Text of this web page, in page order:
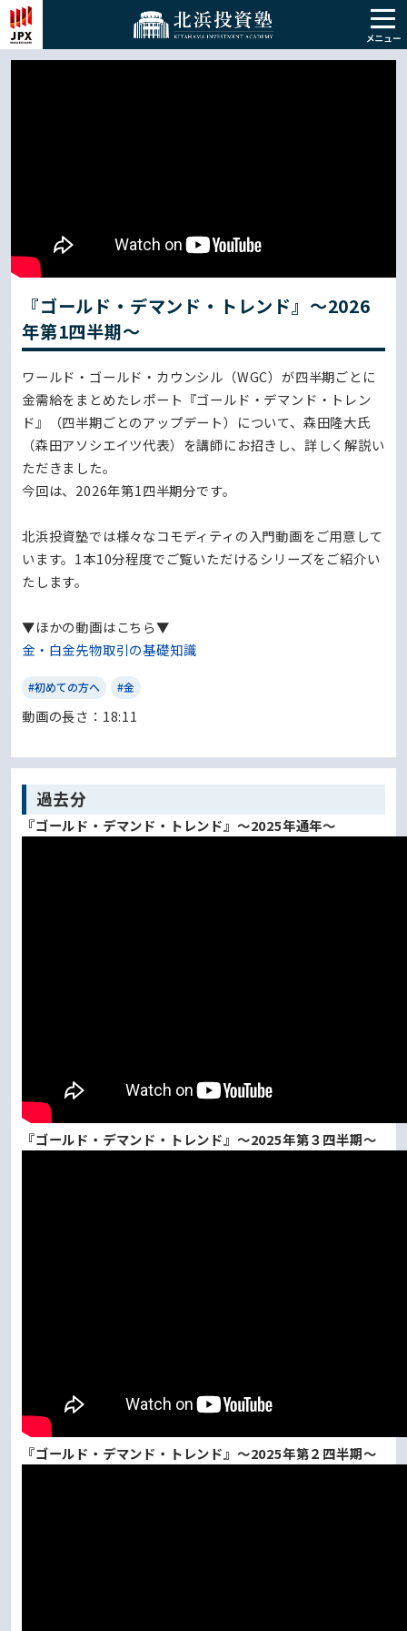
『ゴールド・デマンド・トレンド』～2026
年第1四半期～
ワールド・ゴールド・カウンシル（WGC）が四半期ごとに
金需給をまとめたレポート『ゴールド・デマンド・トレン
ド』（四半期ごとのアップデート）について、森田隆大氏
（森田アソシエイツ代表）を講師にお招きし、詳しく解説い
ただきました。
今回は、2026年第1四半期分です。
北浜投資塾では様々なコモディティの入門動画をご用意して
います。1本10分程度でご覧いただけるシリーズをご紹介い
たします。
▼ほかの動画はこちら▼
金・白金先物取引の基礎知識
#初めての方へ #金
動画の⻑さ：18:11
過去分
『ゴールド・デマンド・トレンド』～2025年通年～
『ゴールド・デマンド・トレンド』～2025年第３四半期～
『ゴールド・デマンド・トレンド』～2025年第２四半期～